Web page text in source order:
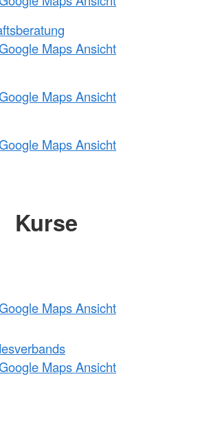
Maps Ansicht
Maps Ansicht
Maps Ansicht
Kurse
Maps Ansicht
Maps Ansicht